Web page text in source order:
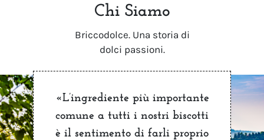
Chi Siamo
Briccodolce. Una storia di
dolci passioni.
«L’ingrediente più importante
comune a tutti i nostri biscotti
è il sentimento di farli proprio